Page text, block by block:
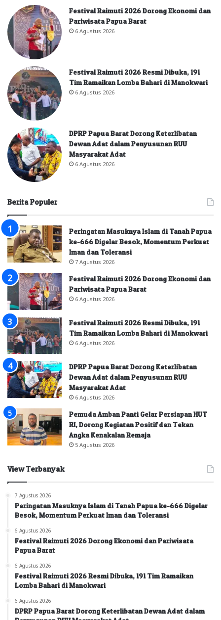
Festival Raimuti 2026 Dorong Ekonomi dan
Pariwisata Papua Barat
6 Agustus 2026
Festival Raimuti 2026 Resmi Dibuka, 191
Tim Ramaikan Lomba Bahari di Manokwari
6 Agustus 2026
DPRP Papua Barat Dorong Keterlibatan
Dewan Adat dalam Penyusunan RUU
Masyarakat Adat
6 Agustus 2026
Berita Populer
Peringatan Masuknya Islam di Tanah Papua
ke-666 Digelar Besok, Momentum Perkuat
Iman dan Toleransi
7 Agustus 2026
Festival Raimuti 2026 Dorong Ekonomi dan
Pariwisata Papua Barat
6 Agustus 2026
Festival Raimuti 2026 Resmi Dibuka, 191
Tim Ramaikan Lomba Bahari di Manokwari
6 Agustus 2026
DPRP Papua Barat Dorong Keterlibatan
Dewan Adat dalam Penyusunan RUU
Masyarakat Adat
6 Agustus 2026
Pemuda Amban Panti Gelar Persiapan HUT
RI, Dorong Kegiatan Positif dan Tekan
Angka Kenakalan Remaja
5 Agustus 2026
View Terbanyak
7 Agustus 2026
Peringatan Masuknya Islam di Tanah Papua ke-666 Digelar
Besok, Momentum Perkuat Iman dan Toleransi
6 Agustus 2026
Festival Raimuti 2026 Dorong Ekonomi dan Pariwisata
Papua Barat
6 Agustus 2026
Festival Raimuti 2026 Resmi Dibuka, 191 Tim Ramaikan
Lomba Bahari di Manokwari
6 Agustus 2026
DPRP Papua Barat Dorong Keterlibatan Dewan Adat dalam